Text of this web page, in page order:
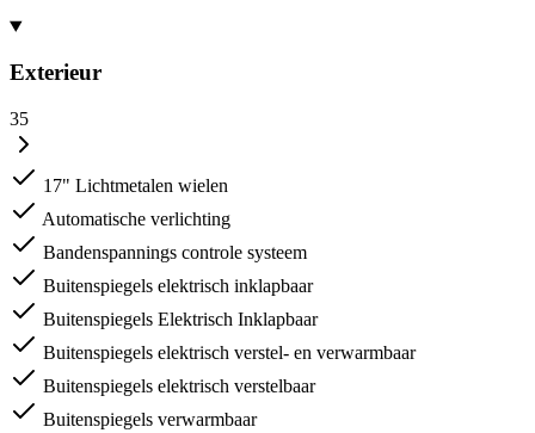
Exterieur
35
17" Lichtmetalen wielen
Automatische verlichting
Bandenspannings controle systeem
Buitenspiegels elektrisch inklapbaar
Buitenspiegels Elektrisch Inklapbaar
Buitenspiegels elektrisch verstel- en verwarmbaar
Buitenspiegels elektrisch verstelbaar
Buitenspiegels verwarmbaar